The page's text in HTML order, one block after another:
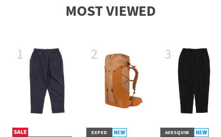
MOST VIEWED
1 2
EXPED
3
AXESQUIN